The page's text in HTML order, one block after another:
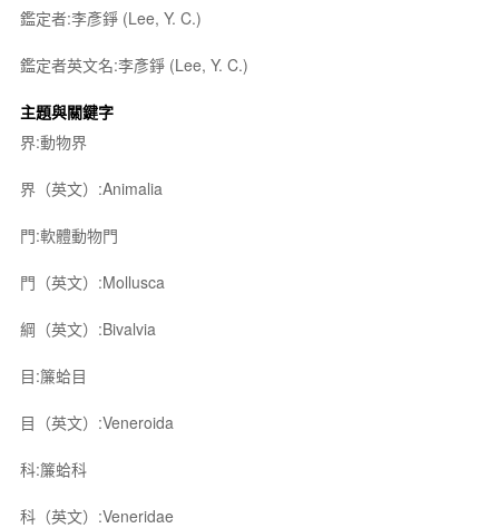
鑑定者:李彥錚 (Lee, Y. C.)
鑑定者英文名:李彥錚 (Lee, Y. C.)
主題與關鍵字
界:動物界
界（英文）:Animalia
門:軟體動物門
門（英文）:Mollusca
綱（英文）:Bivalvia
目:簾蛤目
目（英文）:Veneroida
科:簾蛤科
科（英文）:Veneridae